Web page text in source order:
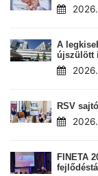
A
újszülött
RSV
FINETA